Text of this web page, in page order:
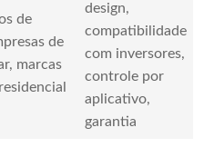
de
de
marcas
design,
compatibilidade
com inversores,
controle por
aplicativo,
garantia